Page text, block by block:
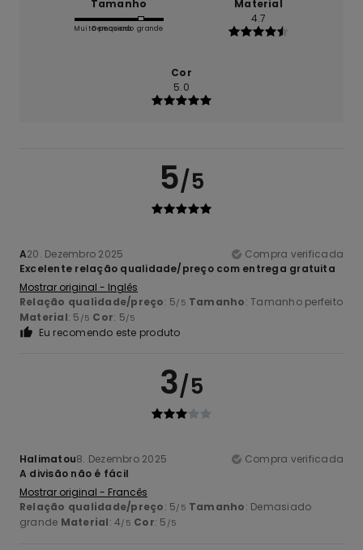
Tamanho
Muito pequeno
Demasiado grande
Material
4.7
Cor
5.0
5/5
A20. Dezembro 2025
Compra verificada
Excelente relação qualidade/preço com entrega gratuita
Mostrar original - Inglês
Relação qualidade/preço: 5/5 Tamanho: Tamanho perfeito
Material: 5 /5 Cor: 5/5
Eu recomendo este produto
3/5
Halimatou8. Dezembro 2025
Compra verificada
A divisão não é fácil
Mostrar original - Francês
Relação qualidade/preço: 5/5 Tamanho: Demasiado
grande Material: 4/5 Cor: 5 /5